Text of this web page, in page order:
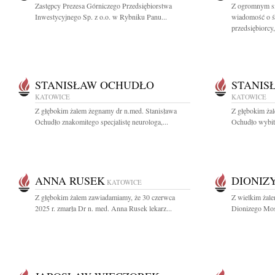
Zastępcy Prezesa Górniczego Przedsiębiorstwa
Inwestycyjnego Sp. z o.o. w Rybniku Panu...
Z ogromnym
wiadomość o
STANISŁAW OCHUDŁO
KATOWICE
Z głębokim żalem żegnamy dr n.med. Stanisława
Ochudło znakomitego specjalistę neurologa,...
KATOWICE
Z głębokim
Ochudło
ANNA RUSEK KATOWICE
Z głębokim żalem zawiadamiamy, że 30 czerwca
2025 r. zmarła Dr n. med. Anna Rusek lekarz...
Z wielkim
Dionizego